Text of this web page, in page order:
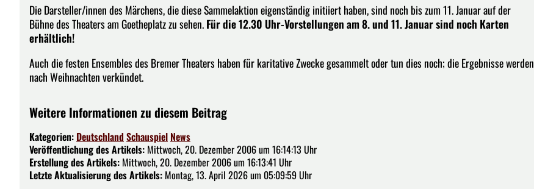
Die Darsteller/innen des Märchens, die diese Sammelaktion eigenständig initiiert haben, sind noch bis zum 11. Januar auf der
Bühne des Theaters am Goetheplatz zu sehen.Für die 12.30 Uhr-Vorstellungen am 8. und 11. Januar sind noch Karten
erhältlich!
Auch die festen Ensembles des Bremer Theaters haben für karitative Zwecke gesammelt oder tun dies noch; die Ergebnisse werden
nach Weihnachten verkündet.
Weitere Informationen zu diesem Beitrag
Kategorien: Deutschland Schauspiel News
Veröffentlichung des Artikels: Mittwoch, 20. Dezember 2006 um 16:14:13 Uhr
Erstellung des Artikels: Mittwoch, 20. Dezember 2006 um 16:13:41 Uhr
Letzte Aktualisierung des Artikels: Montag, 13. April 2026 um 05:09:59 Uhr